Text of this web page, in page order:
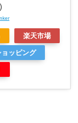
楽天市場
ッピング